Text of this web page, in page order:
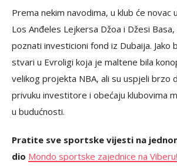
Prema nekim navodima, u klub će novac
Los Anđeles Lejkersa Džoa i Džesi
poznati investicioni fond iz Dubaija. Jako
stvari u Evroligi koja je maltene bila
velikog projekta NBA, ali su uspjeli brzo
privuku investitore i obećaju klubovima
u budućnosti.
Pratite sve sportske vijesti na
dio Mondo sportske zajednice na Viberu!